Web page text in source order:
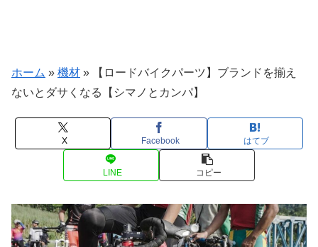
ホーム » 機材 » 【ロードバイクパーツ】ブランドを揃え
ないとダサくなる【シマノとカンパ】
X Facebook はてブ
LINE コピー